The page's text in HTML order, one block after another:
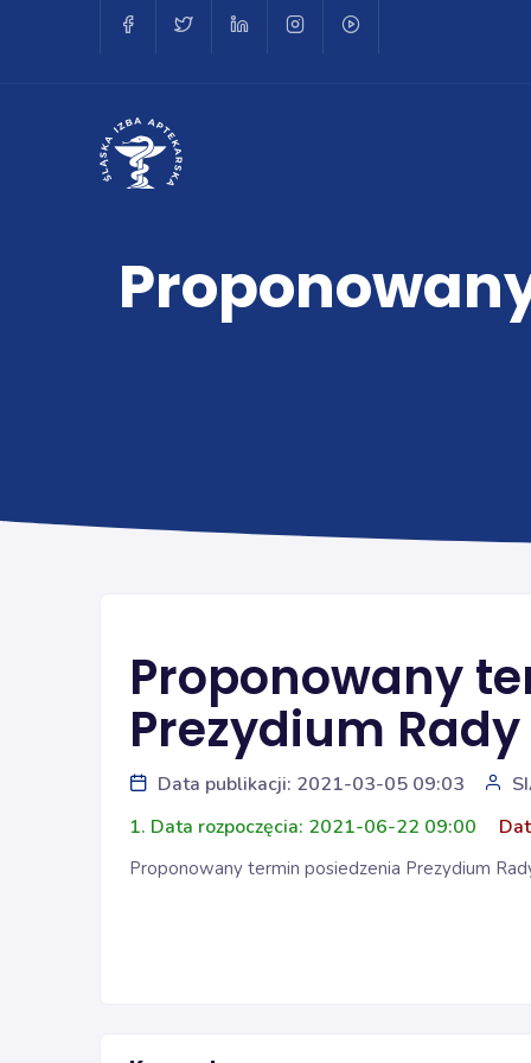
Proponowany
Prezydium Rady
Data publikacji: 2021-03-05 09:03
1. Data rozpoczęcia: 2021-06-22 09:00
Proponowany termin posiedzenia Prezydium